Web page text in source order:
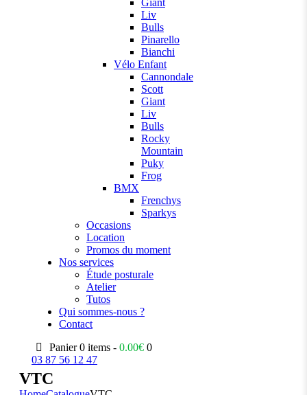
Giant
Liv
Bulls
Pinarello
Bianchi
Vélo Enfant
Cannondale
Scott
Giant
Liv
Bulls
Rocky
Mountain
Puky
Frog
BMX
Frenchys
Sparkys
Occasions
Location
Promos du moment
Nos services
Étude posturale
Atelier
Tutos
Qui sommes-nous ?
Contact
Panier 0 items -0.00€ 0
03 87 56 12 47
VTC